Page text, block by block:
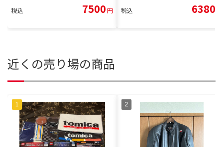
税込 7500円 税込 6380
近くの売り場の商品